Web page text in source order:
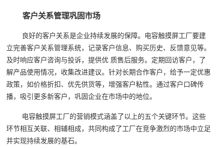
客户关系管理巩固市场
良好的客户关系是企业持续发展的保障。电容触摸屏工厂要建
立完善客户关系管理系统，记录客户信息、购买历史、反馈意见等。
及时响应客户咨询与投诉，提供优 质售后服务。定期回访客户，了
解产品使用情况，收集改进建议。针对长期合作客户，给予一定优惠
政策，如价格折扣、优先供货等，增强客户粘性。通过客户口碑传
播，吸引更多新客户，巩固企业在市场中的地位。
电容触摸屏工厂的营销模式涵盖了以上的五个关键环节。这些
环节相互关联、相辅相成，共同构成了工厂在竞争激烈的市场中立足
并实现持续发展的基石。‍